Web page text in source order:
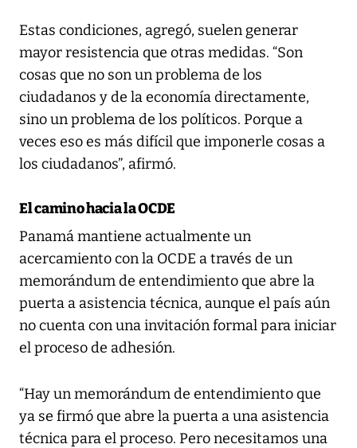
Estas condiciones, agregó, suelen generar
mayor resistencia que otras medidas. “Son
cosas que no son un problema de los
ciudadanos y de la economía directamente,
sino un problema de los políticos. Porque a
veces eso es más difícil que imponerle cosas a
los ciudadanos”, afirmó.
El camino hacia la OCDE
Panamá mantiene actualmente un
acercamiento con la OCDE a través de un
memorándum de entendimiento que abre la
puerta a asistencia técnica, aunque el país aún
no cuenta con una invitación formal para iniciar
el proceso de adhesión.
“Hay un memorándum de entendimiento que
ya se firmó que abre la puerta a una asistencia
técnica para el proceso. Pero necesitamos una